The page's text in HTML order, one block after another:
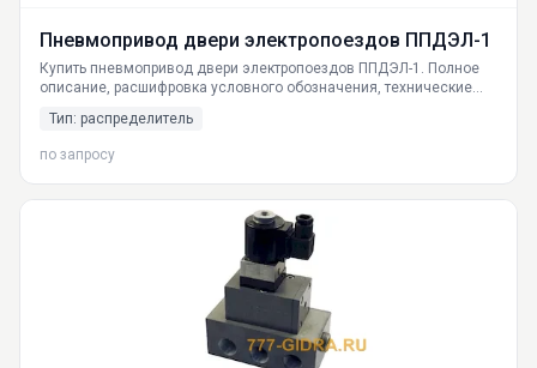
Пневмопривод двери электропоездов ППДЭЛ-1
Купить пневмопривод двери электропоездов ППДЭЛ-1. Полное
описание, расшифровка условного обозначения, технические
Принцип работы, габариты, условия эксплуатации. Доставка по
Тип: распределитель
по запросу